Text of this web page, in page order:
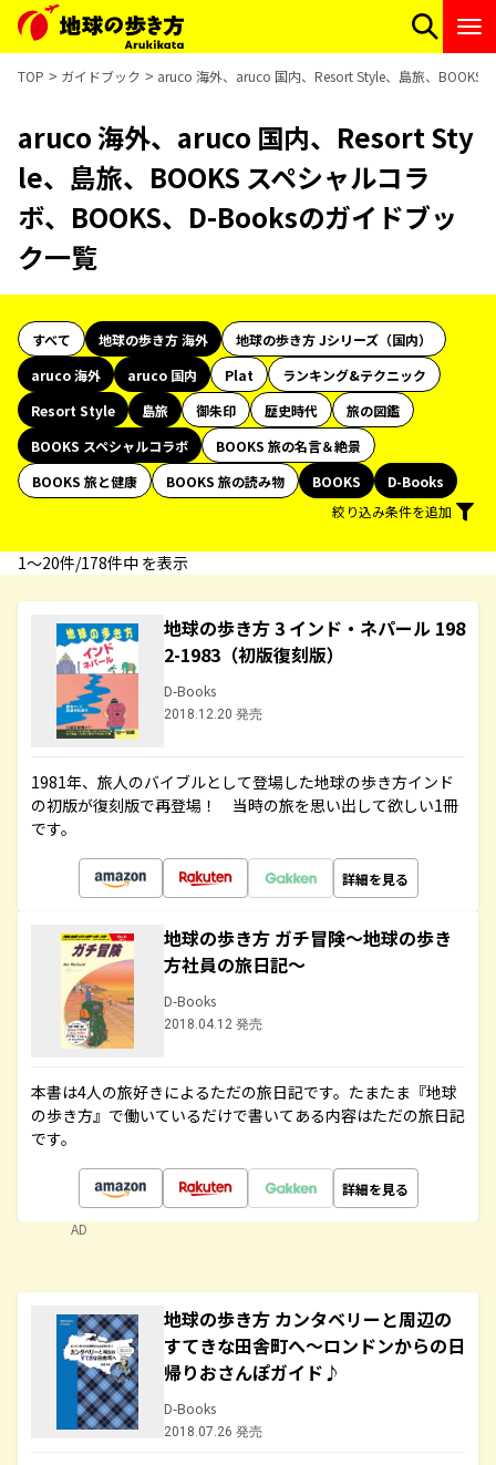
TOP ガイドブック aruco 海外、aruco 国内、Resort Style、島旅、BOOKS
aruco 海外、aruco 国内、Resort Sty
le、島旅、BOOKS スペシャルコラ
ボ、BOOKS、D-Booksのガイドブッ
ク一覧
すべて 地球の歩き方 海外
地球の歩き方 Jシリーズ（国内）
aruco 海外
aruco 国内 Plat
ランキング&テクニック
Resort Style
島旅 御朱印 歴史時代
旅の図鑑
BOOKS スペシャルコラボ
BOOKS 旅の名言＆絶景
BOOKS 旅と健康
BOOKS 旅の読み物 BOOKS
D-Books
絞り込み条件を追加
1〜20件/178件中 を表示
地球の歩き方 3 インド・ネパール 198
2-1983（初版復刻版）
D-Books
2018.12.20 発売
1981年、旅人のバイブルとして登場した地球の歩き方インド
の初版が復刻版で再登場！ 当時の旅を思い出して欲しい1冊
です。
詳細を見る
地球の歩き方 ガチ冒険～地球の歩き
方社員の旅日記～
D-Books
2018.04.12 発売
本書は4人の旅好きによるただの旅日記です。たまたま『地球
の歩き方』で働いているだけで書いてある内容はただの旅日記
です。
詳細を見る
AD
地球の歩き方 カンタベリーと周辺の
すてきな田舎町へ～ロンドンからの日
帰りおさんぽガイド♪
D-Books
2018.07.26 発売